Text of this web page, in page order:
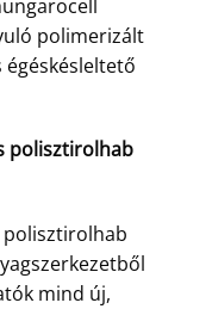
polimerizált
polisztirolhab
polisztirolhab
mind új,